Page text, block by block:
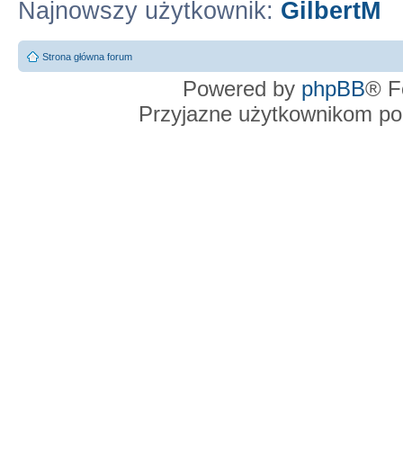
Najnowszy użytkownik: GilbertM
Strona główna forum
Powered by phpBB®
Przyjazne użytkownikom